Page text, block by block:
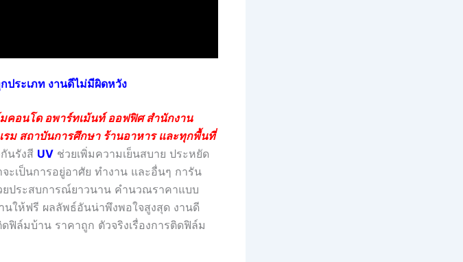
ระเภท งานดีไม่มีผิดหวัง
คอนโด อพาร์ทเม้นท์ ออฟฟิศ สำนักงาน
ม สถาบันการศึกษา ร้านอาหาร และทุกพื้นที่
นรังสี UV ช่วยเพิ่มความเย็นสบาย ประหยัด
ะเป็นการอยู่อาศัย ทำงาน และอื่นๆ การัน
ประสบการณ์ยาวนาน คำนวณราคาแบบ
ให้ฟรี ผลลัพธ์อันน่าพึงพอใจสูงสุด งานดี
ล์มบ้าน ราคาถูก ตัวจริงเรื่องการติดฟิล์ม